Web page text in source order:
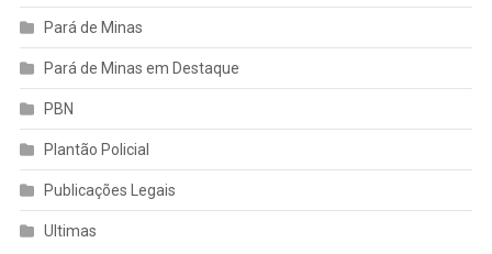
Pará de Minas
Pará de Minas em Destaque
PBN
Plantão Policial
Publicações Legais
Ultimas